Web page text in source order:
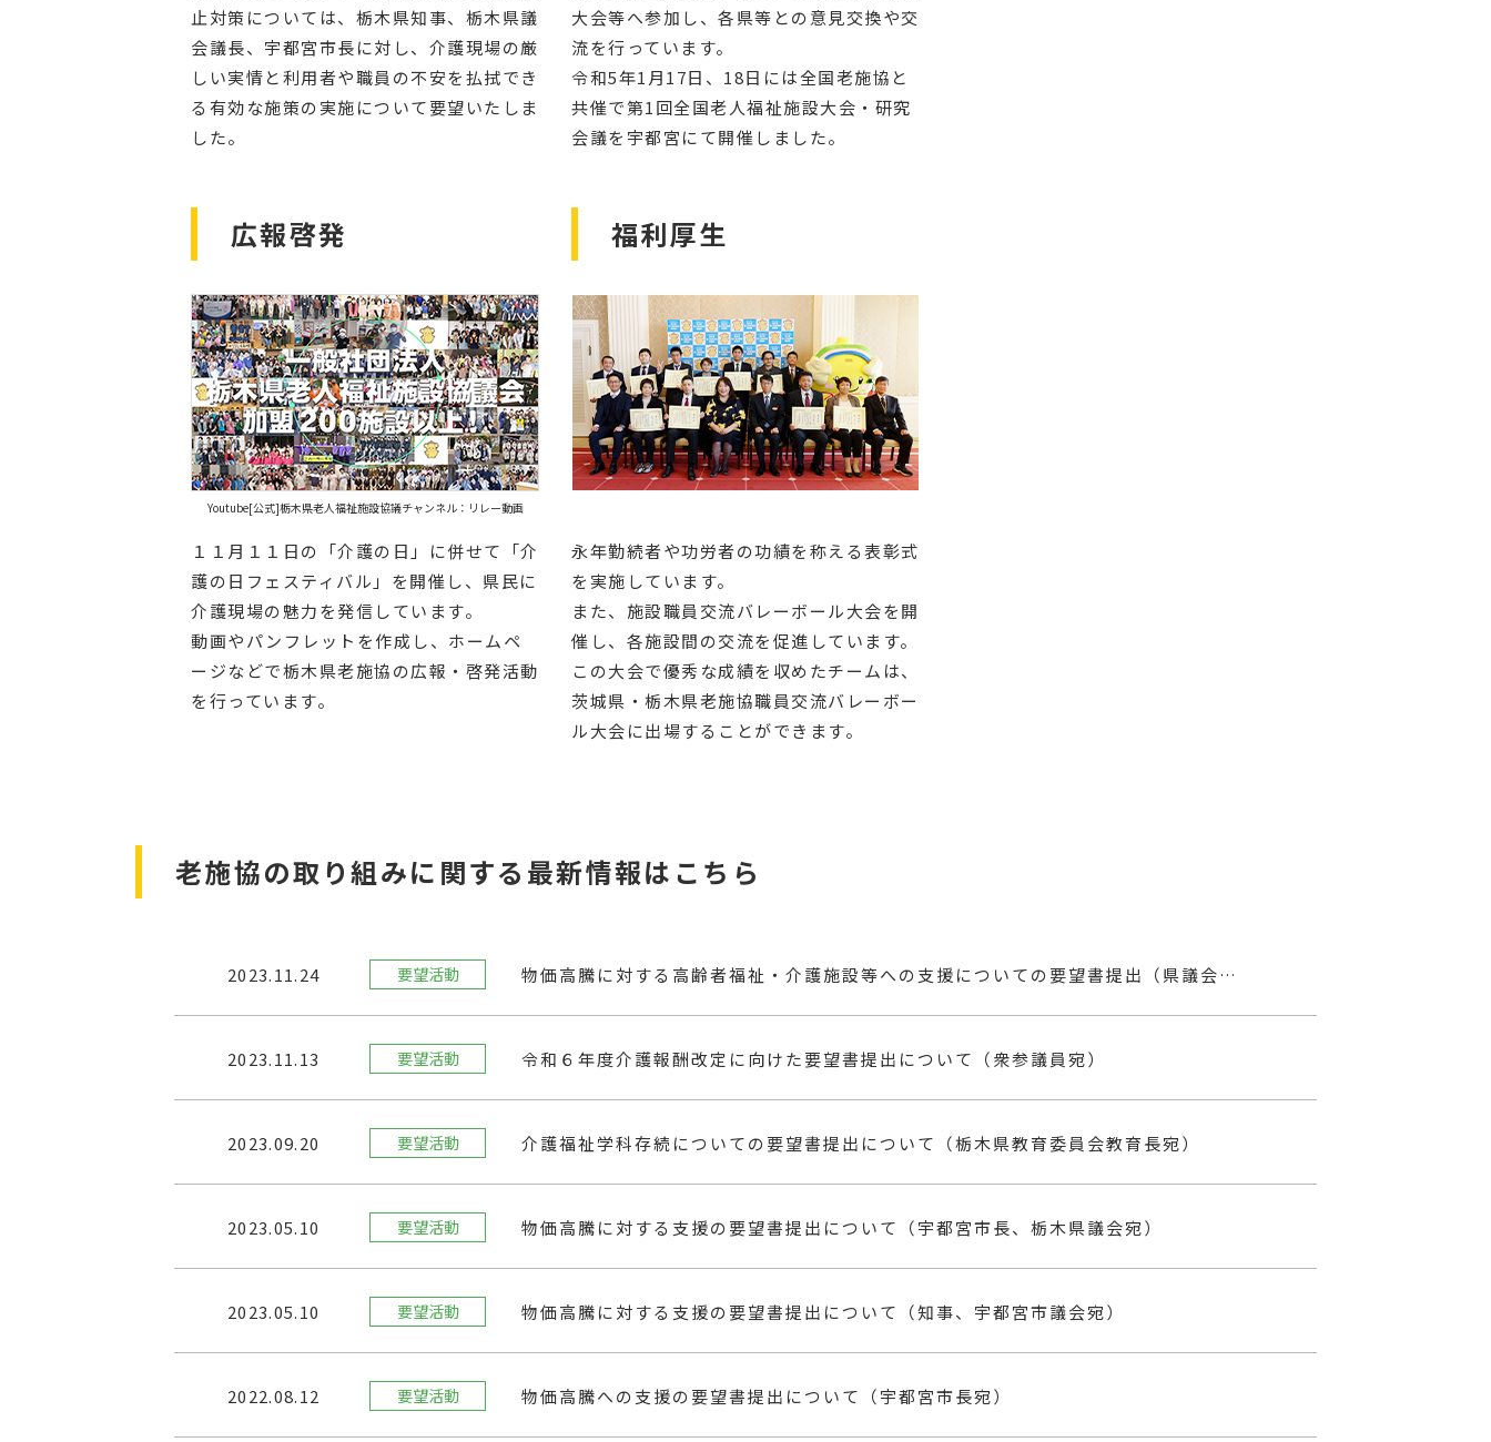
止対策については、栃木県知事、栃木県議
会議長、宇都宮市長に対し、介護現場の厳
しい実情と利用者や職員の不安を払拭でき
る有効な施策の実施について要望いたしま
した。
大会等へ参加し、各県等との意見交換や交
流を行っています。
令和5年1月17日、18日には全国老施協と
共催で第1回全国老人福祉施設大会・研究
会議を宇都宮にて開催しました。
広報啓発
Youtube[公式]栃木県老人福祉施設協議チャンネル：リレー動画
１１月１１日の「介護の日」に併せて「介
護の日フェスティバル」を開催し、県民に
介護現場の魅力を発信しています。
動画やパンフレットを作成し、ホームペ
ージなどで栃木県老施協の広報・啓発活動
を行っています。
福利厚生
永年勤続者や功労者の功績を称える表彰式
を実施しています。
また、施設職員交流バレーボール大会を開
催し、各施設間の交流を促進しています。
この大会で優秀な成績を収めたチームは、
茨城県・栃木県老施協職員交流バレーボー
ル大会に出場することができます。
老施協の取り組みに関する最新情報はこちら
2023.11.24 要望活動 物価高騰に対する高齢者福祉・介護施設等への支援についての要望書提出（県議会宛）
2023.11.13 要望活動 令和６年度介護報酬改定に向けた要望書提出について（衆参議員宛）
2023.09.20 要望活動 介護福祉学科存続についての要望書提出について（栃木県教育委員会教育長宛）
2023.05.10 要望活動 物価高騰に対する支援の要望書提出について（宇都宮市長、栃木県議会宛）
2023.05.10 要望活動 物価高騰に対する支援の要望書提出について（知事、宇都宮市議会宛）
2022.08.12 要望活動 物価高騰への支援の要望書提出について（宇都宮市長宛）